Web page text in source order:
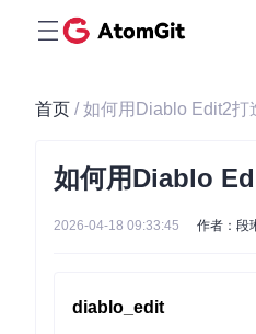
首页 / 如何用Diablo Edit2打
如何用Diablo
2026-04-18 09:33:45 作者：段
diablo_edit